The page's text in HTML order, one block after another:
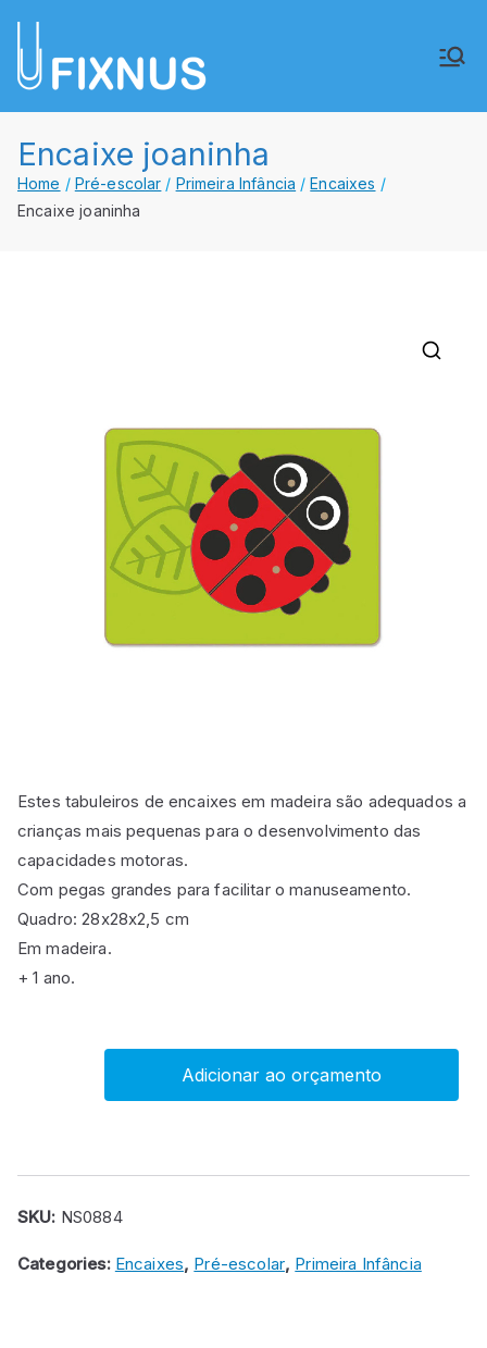
para
Lda.
Encaixe joaninha
Home Pré-escolar Primeira Infância
Encaixes
Encaixe joaninha
Estes tabuleiros de encaixes em madeira são adequados a
crianças mais pequenas para o desenvolvimento das
capacidades motoras.
Com pegas grandes para facilitar o manuseamento.
Quadro: 28x28x2,5 cm
Em madeira.
+ 1 ano.
Adicionar ao orçamento
SKU: NS0884
Categories: Encaixes, Pré-escolar, Primeira Infância